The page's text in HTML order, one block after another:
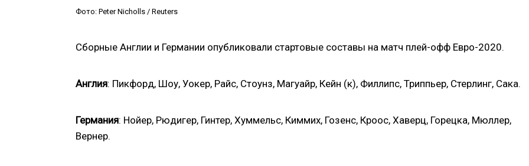
Фото: Peter Nicholls / Reuters
Сборные Англии и Германии опубликовали стартовые составы на матч плей-офф Евро-2020.
Англия: Пикфорд, Шоу, Уокер, Райс, Стоунз, Магуайр, Кейн (к), Филлипс, Триппьер, Стерлинг, Сака.
Германия: Нойер, Рюдигер, Гинтер, Хуммельс, Киммих, Гозенс, Кроос, Хаверц, Горецка, Мюллер,
Вернер.